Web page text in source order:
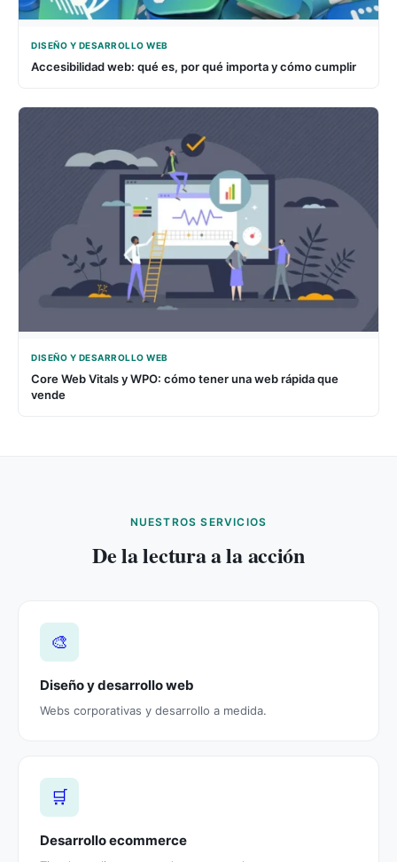
DISEÑO Y DESARROLLO WEB
Accesibilidad web: qué es, por qué importa y cómo cumplir
DISEÑO Y DESARROLLO WEB
Core Web Vitals y WPO: cómo tener una web rápida que
vende
NUESTROS SERVICIOS
De la lectura a la acción
🎨
Diseño y desarrollo web
Webs corporativas y desarrollo a medida.
🛒
Desarrollo ecommerce